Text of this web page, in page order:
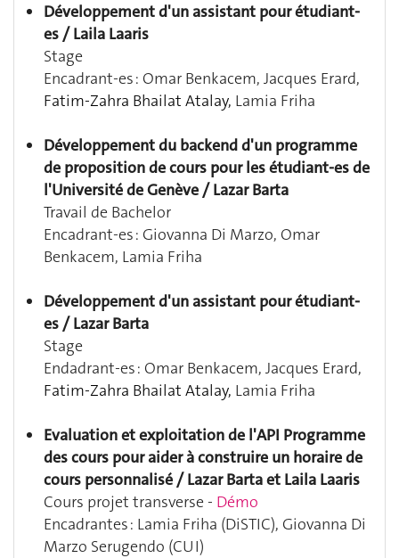
Développement d'un assistant pour étudiant-
es / Laila Laaris
Stage
Encadrant-es : Omar Benkacem, Jacques Erard,
Fatim-Zahra Bhailat Atalay, Lamia Friha
Développement du backend d'un programme
de proposition de cours pour les étudiant-es de
l'Université de Genève / Lazar Barta
Travail de Bachelor
Encadrant-es : Giovanna Di Marzo, Omar
Benkacem, Lamia Friha
Développement d'un assistant pour étudiant-
es / Lazar Barta
Stage
Endadrant-es : Omar Benkacem, Jacques Erard,
Fatim-Zahra Bhailat Atalay, Lamia Friha
Evaluation et exploitation de l'API Programme
des cours pour aider à construire un horaire de
cours personnalisé / Lazar Barta et Laila Laaris
Cours projet transverse - Démo
Encadrantes : Lamia Friha (DiSTIC), Giovanna Di
Marzo Serugendo (CUI)